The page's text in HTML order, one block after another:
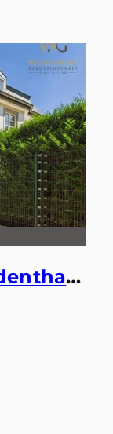
WOHNBAU: Köln-Lindenthal – Maisonette mit eigenem Gartentörchen in den Stadtwald